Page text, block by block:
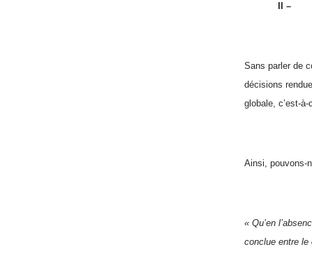
II –
Sans parler de
décisions
globale, c’est-
Ainsi, pouvons-
« Qu’en
conclue entre le